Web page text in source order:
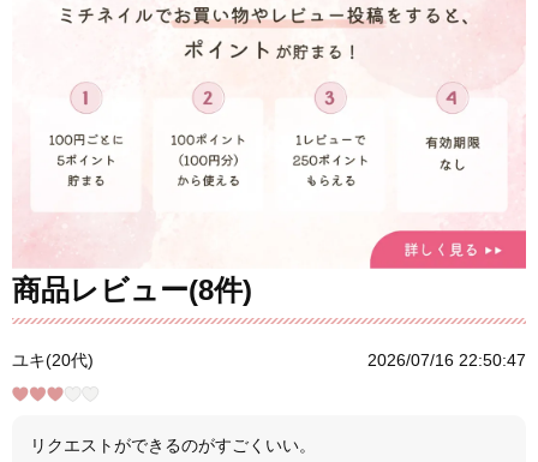
商品レビュー(8件)
ユキ(20代) 2026/07/16 22:50:47
リクエストができるのがすごくいい。